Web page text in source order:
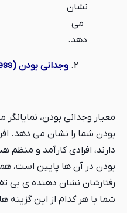
نشان
می
دهد.
وجدانی بودن (Consciousness)
معیار وجدانی بودن، نمایانگر
بودن شما را نشان می دهد.
دارند، افرادی کارآمد و منظم
بودن در آن ها پایین است،
رفتارشان نشان دهنده ی بی
شما با هر کدام از این گزینه